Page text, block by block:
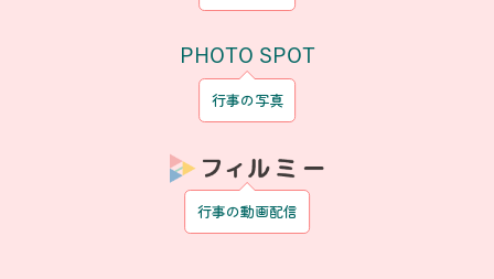
PHOTO SPOT
行事の写真
行事の動画配信